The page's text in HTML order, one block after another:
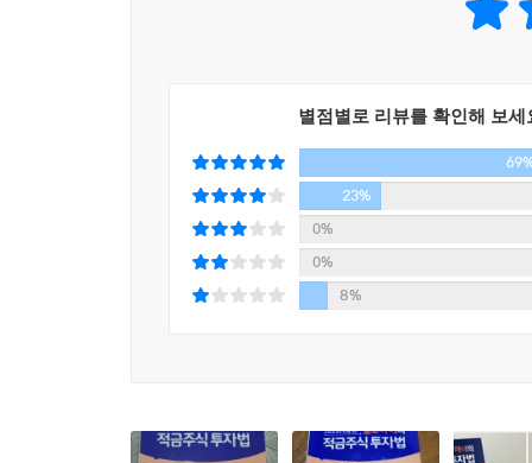
용돈으로 1주 매수하는 식이었다. 주로 단타매매
“적금 넣듯이 매일매일 소액으로 주식을 사면 최
‘적금주식’이라고 하면 생소해서 어렵다고 생각
수 있는 주식 투자법으로 상승장은 물론이고 하
했다. 꾸준히 공부를 하면서 어떤 투자법이 자
꾸준히 투자’하는 투자법이다. 보통 주식 초보들
사든 자연스럽게 평균 단가가 좋은 가격에 맞춰
별점별로 리뷰를 확인해 보세
23%
0%
0%
8%